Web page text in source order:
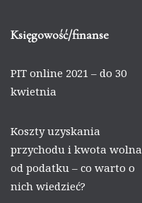
Księgowość/finanse
PIT online 2021 – do 30
kwietnia
Koszty uzyskania
przychodu i kwota wolna
od podatku – co warto o
nich wiedzieć?